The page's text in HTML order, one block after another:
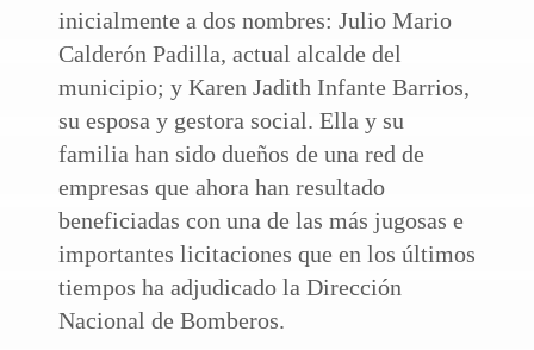
inicialmente a dos nombres: Julio Mario
Calderón Padilla, actual alcalde del
municipio; y Karen Jadith Infante Barrios,
su esposa y gestora social. Ella y su
familia han sido dueños de una red de
empresas que ahora han resultado
beneficiadas con una de las más jugosas e
importantes licitaciones que en los últimos
tiempos ha adjudicado la Dirección
Nacional de Bomberos.